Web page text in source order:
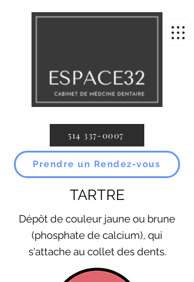
Prendre un Rendez-vous
514 337-0007
TARTRE
Dépôt de couleur jaune ou brune
(phosphate de calcium), qui
s'attache au collet des dents.